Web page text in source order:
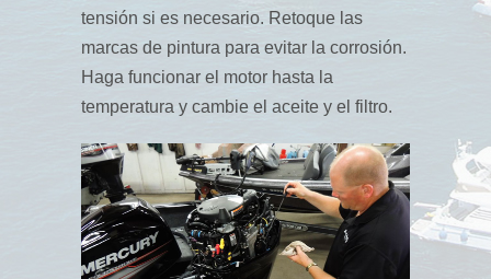
tensión si es necesario. Retoque las
marcas de pintura para evitar la corrosión.
Haga funcionar el motor hasta la
temperatura y cambie el aceite y el filtro.